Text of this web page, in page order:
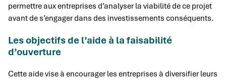
permettre aux entreprises d’analyser la viabilité de ce projet
avant de s’engager dans des investissements conséquents.
Les objectifs de l’aide à la faisabilité
d’ouverture
Cette aide vise à encourager les entreprises à diversifier leurs